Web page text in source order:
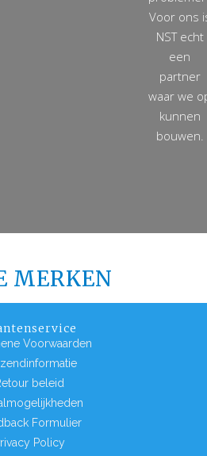
Voor ons
NST echt
een
partner
waar we
kunnen
bouwen.
MERKEN
Voorwaarden
beleid
Formulier
Policy